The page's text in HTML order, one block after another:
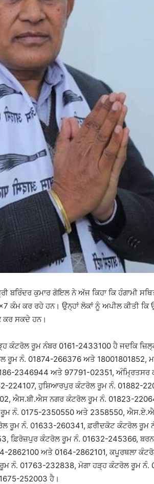
ਬਰਿੰਦਰ ਕੁਮਾਰ ਗੋਇਲ ਨੇ ਅੱਜ ਕਿਹਾ ਕਿ ਹੰਗਾਮੀ
ਕੰਮ ਕਰ ਰਹੇ ਹਨ। ਉਨ੍ਹਾਂ ਲੋਕਾਂ ਨੂੰ ਅਪੀਲ ਕੀਤੀ ਕਿ
ਕਰ ਸਕਦੇ ਹਨ।
ਕੰਟਰੋਲ ਰੂਮ ਨੰਬਰ 0161-2433100 ਹੈ ਜਦਕਿ
ਰੂਮ ਨੰ. 01874-266376 ਅਤੇ 18001801852,
2346944 ਅਤੇ 97791-02351, ਅੰਮ੍ਰਿਤਸਰ
224107, ਹੁਸ਼ਿਆਰਪੁਰ ਕੰਟਰੋਲ ਰੂਮ ਨੰ. 01882-
ਐਸ.ਬੀ.ਐਸ ਨਗਰ ਕੰਟਰੋਲ ਰੂਮ ਨੰ. 01823-
ਨੰ. 0175-2350550 ਅਤੇ 2358550,
ਰੂਮ ਨੰ. 01633-260341, ਫ਼ਰੀਦਕੋਟ ਕੰਟਰੋਲ ਰੂਮ
ਫ਼ਿਰੋਜ਼ਪੁਰ ਕੰਟਰੋਲ ਰੂਮ ਨੰ. 01632-245366,
2862100 ਅਤੇ 0164-2862101, ਕਪੂਰਥਲਾ
ਨੰ. 01763-232838, ਮੋਗਾ ਹੜ੍ਹ ਕੰਟਰੋਲ ਰੂਮ ਨੰ.
252003 ਹੈ।